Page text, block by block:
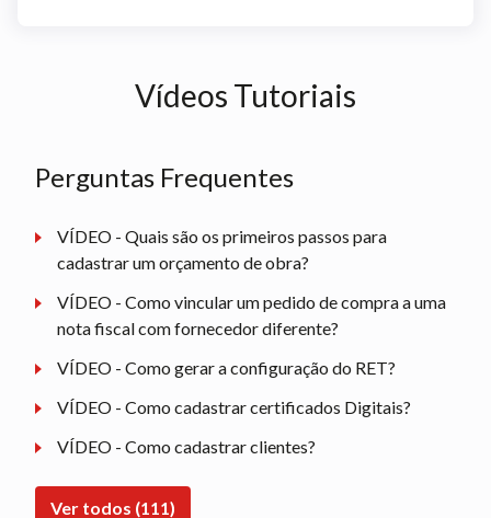
Vídeos Tutoriais
Perguntas Frequentes
VÍDEO - Quais são os primeiros passos para
cadastrar um orçamento de obra?
VÍDEO - Como vincular um pedido de compra a uma
nota fiscal com fornecedor diferente?
VÍDEO - Como gerar a configuração do RET?
VÍDEO - Como cadastrar certificados Digitais?
VÍDEO - Como cadastrar clientes?
Ver todos (111)